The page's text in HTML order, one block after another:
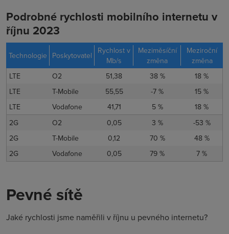
Podrobné rychlosti mobilního internetu v
říjnu 2023
Technologie Poskytovatel
Rychlost v
Mb/s
Meziměsíční
změna
Meziroční
změna
LTE
O2 51,38 38 %
18 %
LTE
T-Mobile 55,55 -7 %
15 %
LTE
Vodafone 41,71 5 %
18 %
2G
O2 0,05 3 %
-53 %
2G
T-Mobile 0,12 70 %
48 %
2G
Vodafone 0,05 79 % 7 %
Pevné sítě
Jaké rychlosti jsme naměřili v říjnu u pevného internetu?